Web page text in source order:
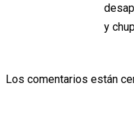
y
Los comentarios están